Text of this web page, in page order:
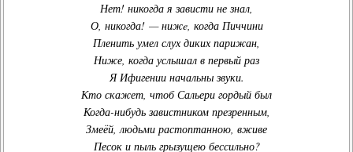
Нет! никогда я зависти не знал,
О, никогда! — нижe, когда Пиччини
Пленить умел слух диких парижан,
Ниже, когда услышал в первый раз
Я Ифигении начальны звуки.
Кто скажет, чтоб Сальери гордый был
Когда-нибудь завистником презренным,
Змеёй, людьми растоптанною, вживе
Песок и пыль грызущею бессильно?